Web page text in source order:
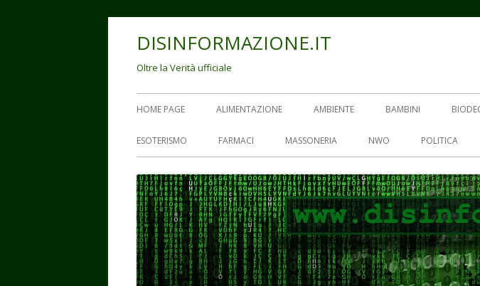
DISINFORMAZIONE.IT
Oltre la Verità ufficiale
Menu
principale
HOME PAGE ALIMENTAZIONE AMBIENTE BAMBINI
ESOTERISMO FARMACI MASSONERIA NWO POLITICA